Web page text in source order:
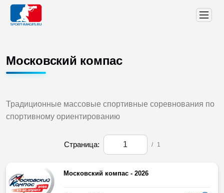
Московский компас
Традиционные массовые спортивные соревнования по
спортивному ориентированию
Страница: / 1
Московский компас - 2026